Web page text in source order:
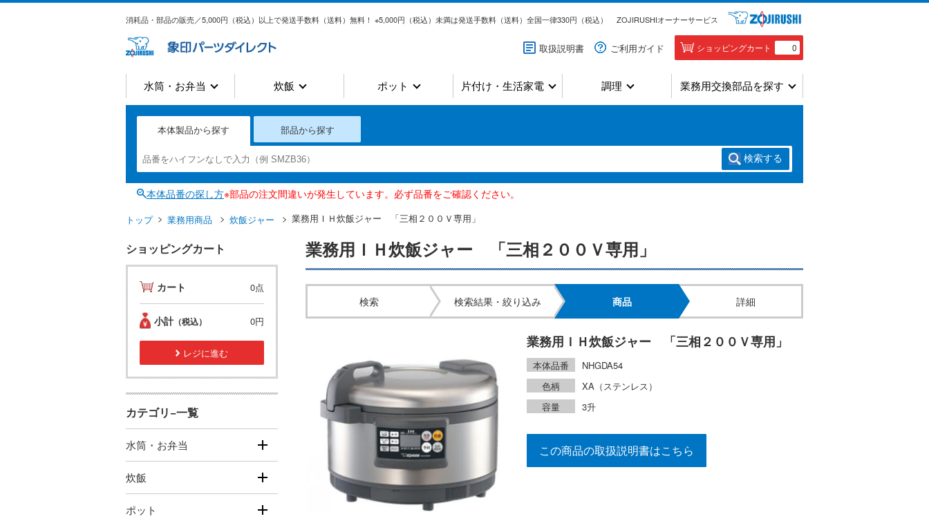
消耗品・部品の販売／5,000円（税込）以上で発送手数料（送料）無料！ ※5,000円（税込）未満は発送手数料（送料）全国一律330円（税込） ZOJIRUSHIオーナーサービス
取扱説明書 ご利用ガイド ショッピングカート 0
水筒・お弁当 炊飯 ポット 片付け・生活家電 調理 業務用交換部品を探す
本体製品から探す 部品から探す
検索する
本体品番の探し方※部品の注文間違いが発生しています。必ず品番をご確認ください。
トップ 業務用商品 炊飯ジャー 業務用ＩＨ炊飯ジャー 「三相２００Ｖ専用」
業務用ＩＨ炊飯ジャー 「三相２００Ｖ専用」
検索 検索結果・絞り込み 商品 詳細
業務用ＩＨ炊飯ジャー 「三相２００Ｖ専用」
本体品番
NHGDA54
色柄
XA（ステンレス）
容量
3升
この商品の取扱説明書はこちら
ショッピングカート
カート 0点
小計 （税込） 0円
レジに進む
カテゴリ−一覧
水筒・お弁当
炊飯
ポット